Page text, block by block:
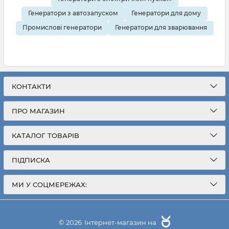
Генератори з автозапуском
Генератори для дому
Промислові генератори
Генератори для зварювання
185 999
КОНТАКТИ
ПРО МАГАЗИН
КАТАЛОГ ТОВАРІВ
ПІДПИСКА
МИ У СОЦМЕРЕЖАХ:
© 2026 Інтернет-магазин на